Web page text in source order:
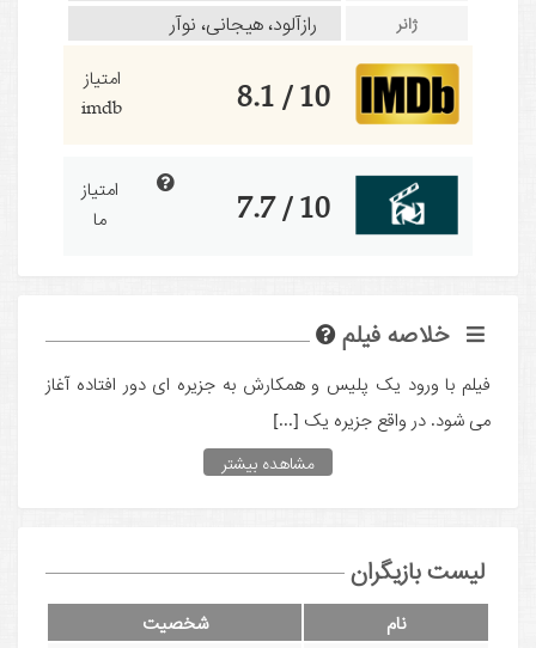
ژانر رازآلود، هیجانی، نوآر
10 / 8.1
امتیاز
imdb
10 / 7.7
امتیاز
ما
خلاصه فیلم
فیلم با ورود یک پلیس و همکارش به جزیره ای دور افتاده آغاز
می شود. در واقع جزیره یک [...]
مشاهده بیشتر
لیست بازیگران
نام شخصیت